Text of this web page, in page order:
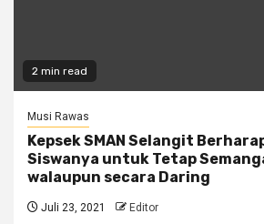
2 min read
Musi Rawas
Kepsek SMAN Selangit
Siswanya untuk Tetap
walaupun secara Daring
Juli 23, 2021 Editor